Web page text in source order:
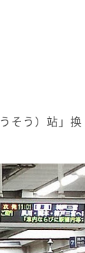
そう）站」换